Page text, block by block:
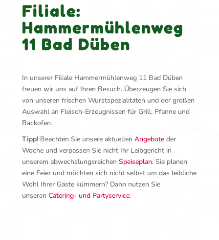
Filiale:
Hammermühlenweg
11 Bad Düben
In unserer Filiale Hammermühlenweg 11 Bad Düben
freuen wir uns auf Ihren Besuch. Überzeugen Sie sich
von unseren frischen Wurstspezialitäten und der großen
Auswahl an Fleisch-Erzeugnissen für Grill, Pfanne und
Backofen.
Tipp! Beachten Sie unsere aktuellen Angeboteder
Woche und verpassen Sie nicht Ihr Leibgericht in
unserem abwechslungsreichen Speiseplan. Sie planen
eine Feier und möchten sich nicht selbst um das leibliche
Wohl Ihrer Gäste kümmern? Dann nutzen Sie
unseren Catering- und Partyservice.